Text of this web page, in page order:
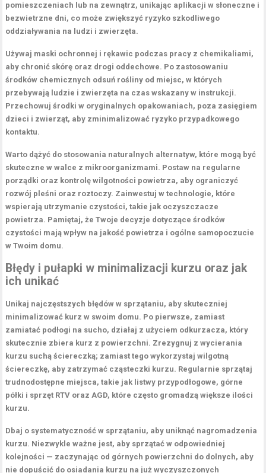
pomieszczeniach lub na zewnątrz, unikając aplikacji w słoneczne i
bezwietrzne dni, co może zwiększyć ryzyko szkodliwego
oddziaływania na ludzi i zwierzęta.
Używaj maski ochronnej i rękawic podczas pracy z chemikaliami,
aby chronić skórę oraz drogi oddechowe. Po zastosowaniu
środków chemicznych odsuń rośliny od miejsc, w których
przebywają ludzie i zwierzęta na czas wskazany w instrukcji.
Przechowuj środki w oryginalnych opakowaniach, poza zasięgiem
dzieci i zwierząt, aby zminimalizować ryzyko przypadkowego
kontaktu.
Warto dążyć do stosowania naturalnych alternatyw, które mogą być
skuteczne w walce z mikroorganizmami. Postaw na regularne
porządki oraz kontrolę wilgotności powietrza, aby ograniczyć
rozwój pleśni oraz roztoczy. Zainwestuj w technologie, które
wspierają utrzymanie czystości, takie jak oczyszczacze
powietrza. Pamiętaj, że Twoje decyzje dotyczące środków
czystości mają wpływ na jakość powietrza i ogólne samopoczucie
w Twoim domu.
Błędy i pułapki w minimalizacji kurzu oraz jak
ich unikać
Unikaj najczęstszych błędów w sprzątaniu, aby skuteczniej
minimalizować kurz w swoim domu. Po pierwsze, zamiast
zamiatać podłogi na sucho, działaj z użyciem odkurzacza, który
skutecznie zbiera kurz z powierzchni. Zrezygnuj z wycierania
kurzu suchą ściereczką; zamiast tego wykorzystajwilgotną
ściereczkę, aby zatrzymać cząsteczki kurzu. Regularnie sprzątaj
trudnodostępne miejsca, takie jak listwy przypodłogowe, górne
półki i sprzęt RTV oraz AGD, które często gromadzą większe ilości
kurzu.
Dbaj o systematyczność w sprzątaniu, aby uniknąć nagromadzenia
kurzu. Niezwykle ważne jest, aby sprzątać w odpowiedniej
kolejności — zaczynając od górnych powierzchni do dolnych, aby
nie dopuścić do osiadania kurzu na już wyczyszczonych